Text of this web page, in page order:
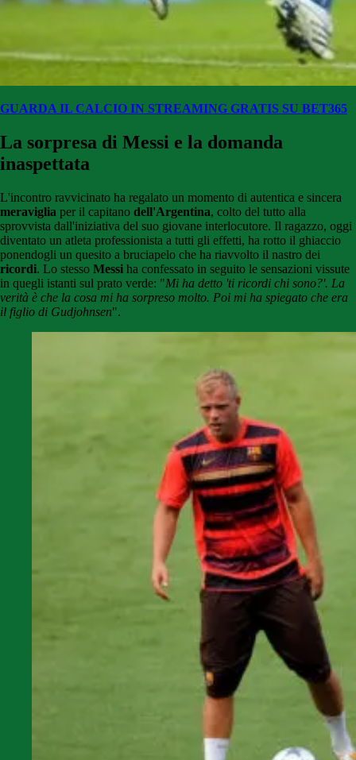
GUARDA IL CALCIO IN STREAMING GRATIS SU BET365
La sorpresa di Messi e la domanda
inaspettata
L'incontro ravvicinato ha regalato un momento di autentica e sincera
meraviglia per il capitano dell'Argentina, colto del tutto alla
sprovvista dall'iniziativa del suo giovane interlocutore. Il ragazzo, oggi
diventato un atleta professionista a tutti gli effetti, ha rotto il ghiaccio
ponendogli un quesito a bruciapelo che ha riavvolto il nastro dei
ricordi. Lo stesso Messi ha confessato in seguito le sensazioni vissute
in quegli istanti sul prato verde: "Mi ha detto 'ti ricordi chi sono?'. La
verità è che la cosa mi ha sorpreso molto. Poi mi ha spiegato che era
il figlio di Gudjohnsen".